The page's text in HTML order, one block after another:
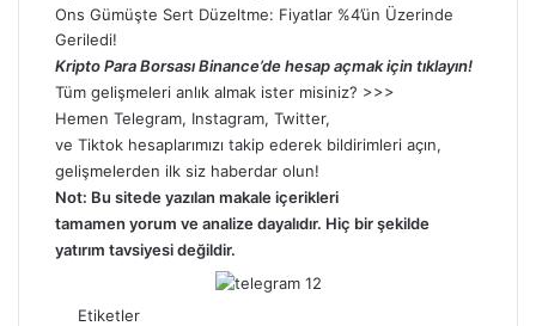
Ons Gümüşte Sert Düzeltme: Fiyatlar %4’ün Üzerinde
Geriledi!
Kripto Para Borsası Binance’de hesap açmak için tıklayın!
Tüm gelişmeleri anlık almak ister misiniz? >>>
Hemen Telegram, Instagram, Twitter,
ve Tiktok hesaplarımızı takip ederek bildirimleri açın,
gelişmelerden ilk siz haberdar olun!
Not: Bu sitede yazılan makale içerikleri
tamamen yorum ve analize dayalıdır. Hiç bir şekilde
yatırım tavsiyesi değildir.
Etiketler